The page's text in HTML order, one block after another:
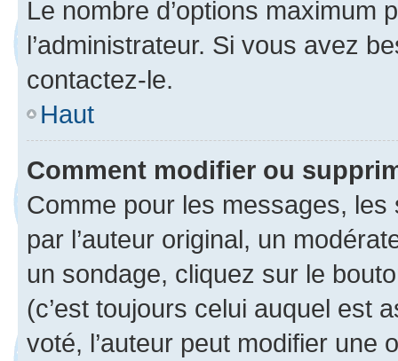
Le nombre d’options maximum
l’administrateur. Si vous avez
contactez-le.
Haut
Comment modifier ou
Comme pour les messages,
par l’auteur original, un
un sondage, cliquez sur le
(c’est toujours celui auquel est
voté, l’auteur peut modifier une